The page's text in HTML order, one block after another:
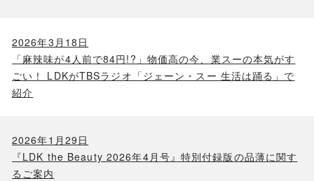
2026年3月18日
「麻辣味が4人前で84円!?」物価高の今、業スーの本気がす
ごい！ LDKがTBSラジオ「ジェーン・スー 生活は踊る」で
紹介
2026年1月29日
『LDK the Beauty 2026年4月号』特別付録版の品薄に関す
るご案内